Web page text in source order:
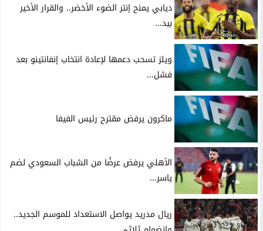
ديابي يمنح إنتر الضوء الأخضر.. والقرار الأخير
بيد...
ويلز تسحب دعمها لإعادة انتخاب إنفانتينو بعد
فشل...
ماكرون يرفض مقترح رئيس الفيفا
الأهلي يرفض عرضًا من الشباب السعودي لضم
ياسر...
ريال مدريد يواصل الاستعداد للموسم الجديد..